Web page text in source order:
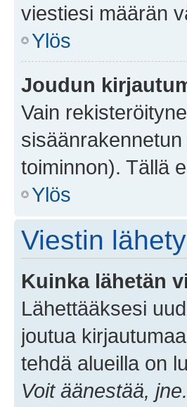
viestiesi määrän
Ylös
Joudun
Vain
toiminnon). Tällä
Ylös
Viestin
Kuinka lähetän
Lähettääksesi
joutua
tehdä alueilla on
Voit äänestää, jne.